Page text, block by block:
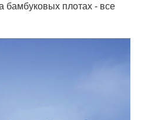
плотах - все